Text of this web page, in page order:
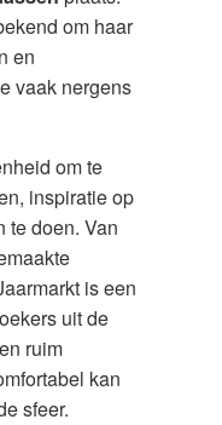
om haar
en
vaak nergens
om te
inspiratie op
te doen. Van
is een
uit de
ruim
kan
sfeer.